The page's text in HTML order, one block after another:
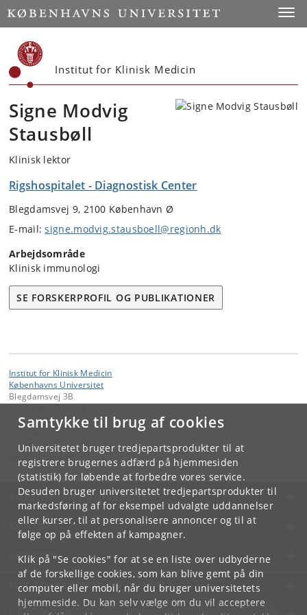
Samtykke til brug af cookies
Universitetet bruger tredjepartsprodukter til at
registrere brugernes adfærd på hjemmesiden
(statistik) for løbende at forbedre vores service.
Desuden bruger universitetet tredjepartsprodukter til
markedsføring af for eksempel udvalgte uddannelser
eller kurser, til at personalisere annoncer og til at
følge op på effekten af kampagner.
Klik på "Se cookies" for at se en liste over udbyderne
af de forskellige cookies, som kan blive gemt på din
computer eller mobil, når du bruger universitetets
hjemmeside. Du kan selv vælge om du vil acceptere
Start
Institut for Klinisk Medicin
Signe Modvig
Stausbøll
Klinisk lektor
Rigshospitalet - Diagnostisk Center
Blegdamsvej 9, 2100 København Ø
E-mail:signe.modvig.stausboell@regionh.dk
Arbejdsområde
Klinisk immunologi
SE FORSKERPROFIL OG PUBLIKATIONER
Institut for Klinisk Medicin
Københavns Universitet
Blegdamsvej 3B
Institut for Klinisk Medicin
KØBENHAVNS UNIVERSITET
KONTAKT
SERVICES
FOR STUDERENDE OG ANSATTE